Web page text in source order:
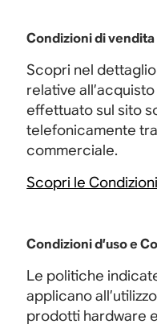
Condizioni di vendita
Scopri nel
relative
effettuato sul sito
telefonicamente
commerciale.
Scopri le
Condizioni d’uso e
Le politiche
applicano
prodotti hardware